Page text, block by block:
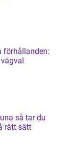
förhållanden:
du
rätt sätt